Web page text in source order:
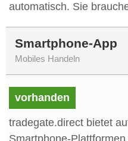
automatisch. Sie
Smartphone-App
Mobiles Handeln
vorhanden
tradegate.direct bietet